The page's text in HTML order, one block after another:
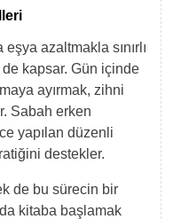
azaltmakla sınırlı
kapsar. Gün içinde
ayırmak, zihni
Sabah erken
yapılan düzenli
destekler.
de bu sürecin bir
kitaba başlamak